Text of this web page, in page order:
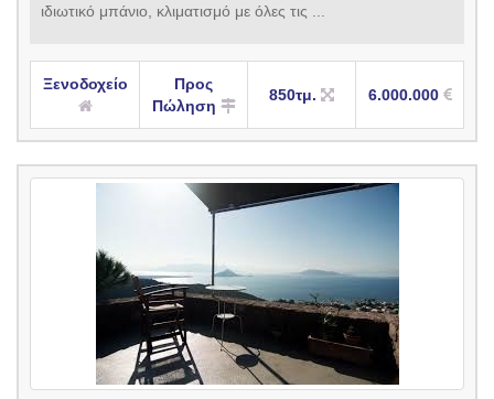
ιδιωτικό μπάνιο, κλιματισμό με όλες τις ...
Ξενοδοχείο
Προς
Πώληση
850τμ. 6.000.000